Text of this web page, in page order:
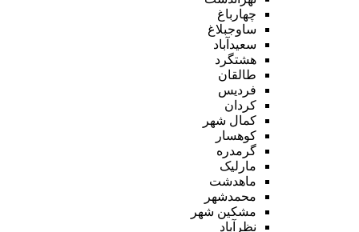
چهارباغ
ساوجبلاغ
سعیدآباد
هشتگرد
طالقان
فردیس
کردان
کمال شهر
کوهسار
گرمدره
مارلیک
ماهدشت
محمدشهر
مشکین شهر
نظرآباد